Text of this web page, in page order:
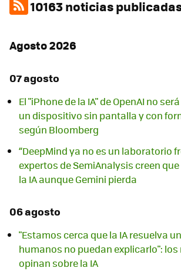
10163 noticias
Agosto 2026
07 agosto
El "iPhone de la IA" de OpenAI no
un dispositivo sin pantalla y con
según Bloomberg
“DeepMind ya no es un laboratorio
expertos de SemiAnalysis creen
la IA aunque Gemini pierda
06 agosto
"Estamos cerca que la IA resuelva
humanos no puedan explicarlo":
opinan sobre la IA